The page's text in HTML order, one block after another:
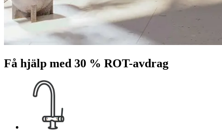
Få hjälp med 30 % ROT-avdrag